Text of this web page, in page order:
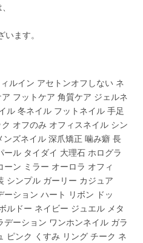
ます。
ルイン アセトンオフしない ネ
フットケア 角質ケア ジェルネ
ル 冬ネイル フットネイル 手足
オフのみ オフィスネイル シン
ズネイル 深爪矯正 噛み癖 長
ル タイダイ 大理石 ホログラ
ン ミラー オーロラ オフィ
シンプル ガーリー カジュア
ション ハート リボン ドッ
ルドー ネイビー ジュエル メタ
ーション ワンホンネイル ガラ
ピンク くすみ リング チーク ネ